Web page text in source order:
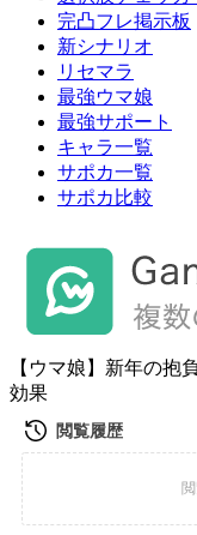
完凸フレ掲示板
新シナリオ
リセマラ
最強ウマ娘
最強サポート
キャラ一覧
サポカ一覧
サポカ比較
【ウマ娘】新年の抱
効果